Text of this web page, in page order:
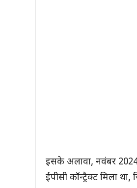
इसके अलावा, नवंबर
ईपीसी कॉन्ट्रैक्ट मिला